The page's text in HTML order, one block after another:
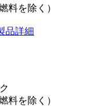
料を除く）
品詳細
料を除く）